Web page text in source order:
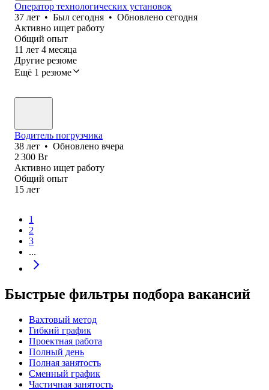
Оператор технологических установок
37 лет • Был сегодня • Обновлено сегодня
Активно ищет работу
Общий опыт
11 лет 4 месяца
Другие резюме
Ещё 1 резюме
Водитель погрузчика
38 лет • Обновлено вчера
2 300 Br
Активно ищет работу
Общий опыт
15 лет
1
2
3
...
Быстрые фильтры подбора вакансий
Вахтовый метод
Гибкий график
Проектная работа
Полный день
Полная занятость
Сменный график
Частичная занятость